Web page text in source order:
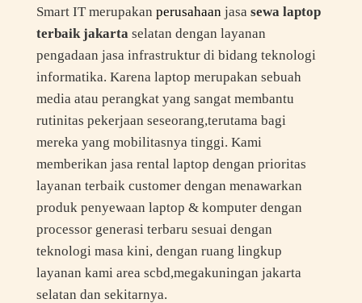
Smart IT merupakan perusahaanjasa sewa laptop
terbaik jakartaselatan dengan layanan
pengadaan jasa infrastruktur di bidang teknologi
informatika. Karena laptop merupakan sebuah
media atau perangkat yang sangat membantu
rutinitas pekerjaan seseorang,terutama bagi
mereka yang mobilitasnya tinggi. Kami
memberikan jasa rental laptop dengan prioritas
layanan terbaik customer dengan menawarkan
produk penyewaan laptop & komputer dengan
processor generasi terbaru sesuai dengan
teknologi masa kini, dengan ruang lingkup
layanan kami area scbd,megakuningan jakarta
selatan dan sekitarnya.